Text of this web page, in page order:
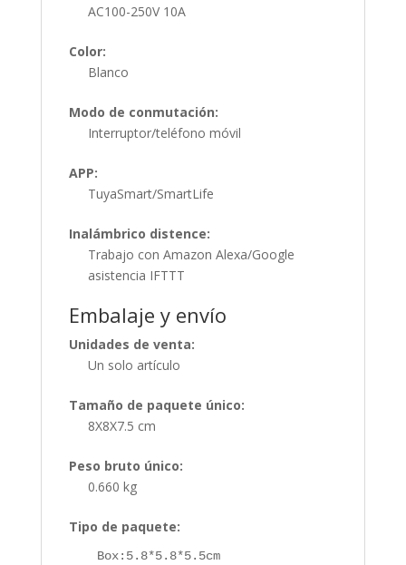
AC100-250V 10A
Color:
Blanco
Modo de conmutación:
Interruptor/teléfono móvil
APP:
TuyaSmart/SmartLife
Inalámbrico distence:
Trabajo con Amazon Alexa/Google
asistencia IFTTT
Embalaje y envío
Unidades de venta:
Un solo artículo
Tamaño de paquete único:
8X8X7.5 cm
Peso bruto único:
0.660 kg
Tipo de paquete:
Box:5.8*5.8*5.5cm